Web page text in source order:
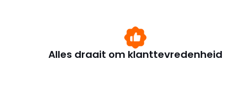
Alles draait om klanttevredenheid